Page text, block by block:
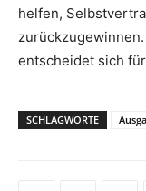
helfen,
entscheidet sich
SCHLAGWORTE